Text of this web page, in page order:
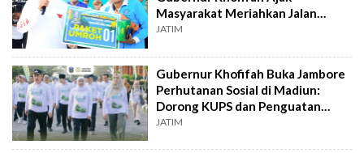
Masyarakat Meriahkan Jalan
Sehat
JATIM
Gubernur Khofifah Buka Jambore
Perhutanan Sosial di Madiun:
Dorong KUPS dan Penguatan
Agroforestri
JATIM